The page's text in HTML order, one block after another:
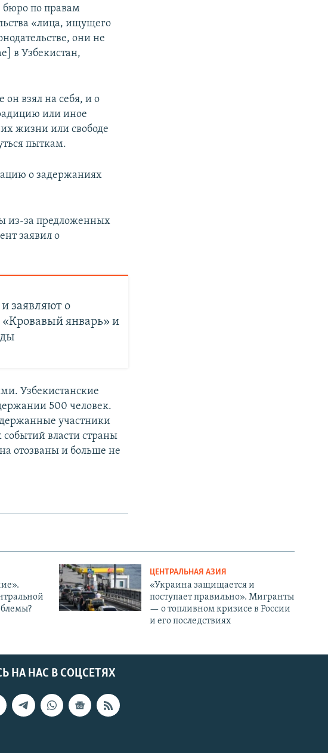
бюро по правам
«лица, ищущего
они не
в Узбекистан,
он взял на себя, и о
или иное
жизни или свободе
пыткам.
о задержаниях
из-за предложенных
заявил о
заявляют о
январь» и
Узбекистанские
500 человек.
участники
власти страны
отозваны и больше не
ЦЕНТРАЛЬНАЯ АЗИЯ
«Украина защищается и
поступает правильно». Мигранты
— о топливном кризисе в России
и его последствиях
НА НАС В СОЦСЕТЯХ